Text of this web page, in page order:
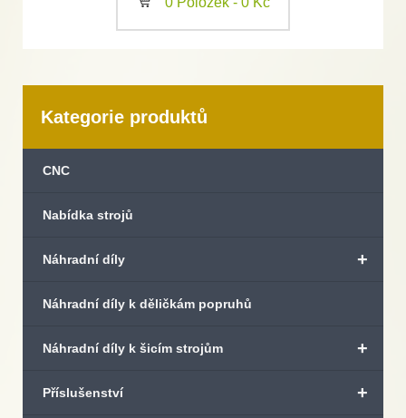
Kategorie produktů
CNC
Nabídka strojů
+
Náhradní díly
Náhradní díly k děličkám popruhů
+
Náhradní díly k šicím strojům
+
Příslušenství